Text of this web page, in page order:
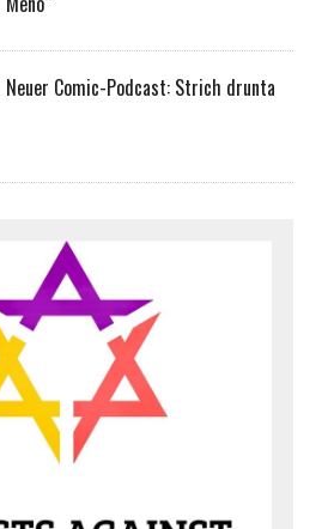
Neuer Comic-Podcast: Strich drunta